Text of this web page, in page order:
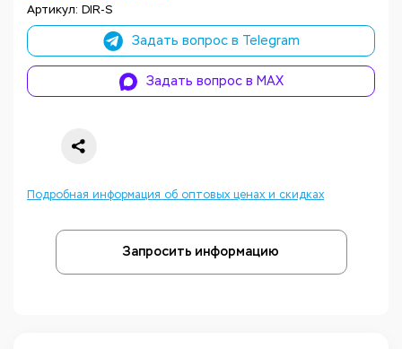
Артикул: DIR-S
Задать вопрос в Telegram
Задать вопрос в MAX
Подробная информация об оптовых ценах и скидках
Запросить информацию